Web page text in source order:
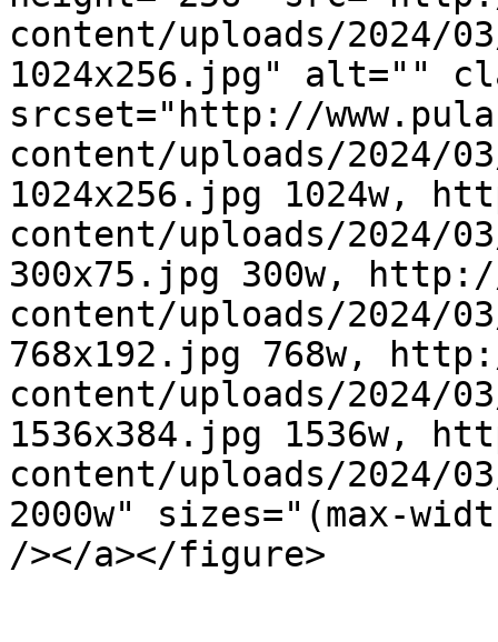
content/uploads/2024/
1024x256.jpg" alt=""
srcset="http://
content/uploads/2024/
1024x256.jpg 1024w,
content/uploads/2024/
300x75.jpg 300w,
content/uploads/2024/
768x192.jpg 768w,
content/uploads/2024/
1536x384.jpg 1536w,
content/uploads/2024/
2000w" sizes="(max-
/></a></figure>